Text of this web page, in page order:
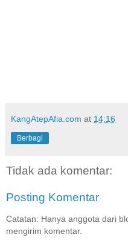
KangAtepAfia.com at 14:16
Berbagi
Tidak ada komentar:
Posting Komentar
Catatan: Hanya anggota dari
mengirim komentar.